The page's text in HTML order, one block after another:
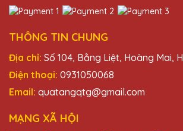
25/11/2025
Sản phẩm của Quà Tặng Pha
thần lớn cho người nhận.
Dương Văn Tài
25/11/2025
THÔNG TIN CHUNG
Địa chỉ: Số 104, Bằng Liệt, Hoàng Mai,
Điện thoại: 0931050068
Email: quatangqtg@gmail.com
MẠNG XÃ HỘI